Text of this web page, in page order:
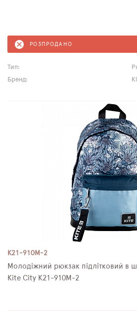
РОЗПРОДАНО
Тип:
Бренд:
K21-910M-2
Молодіжний рюкзак підлітковий в
Kite City K21-910M-2